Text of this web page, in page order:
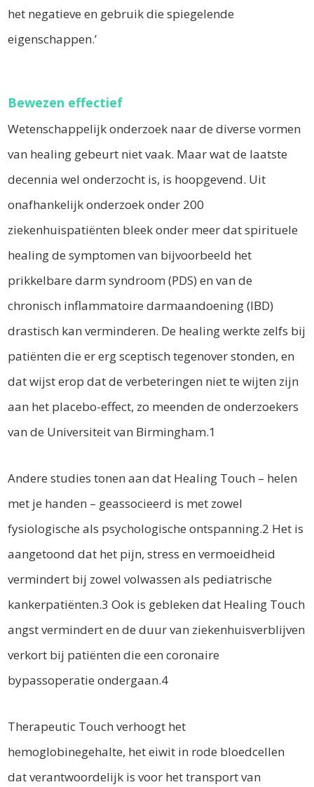
het negatieve en gebruik die spiegelende
eigenschappen.’
Bewezen effectief
Wetenschappelijk onderzoek naar de diverse vormen
van healing gebeurt niet vaak. Maar wat de laatste
decennia wel onderzocht is, is hoopgevend. Uit
onafhankelijk onderzoek onder 200
ziekenhuispatiënten bleek onder meer dat spirituele
healing de symptomen van bijvoorbeeld het
prikkelbare darm syndroom (PDS) en van de
chronisch inflammatoire darmaandoening (IBD)
drastisch kan verminderen. De healing werkte zelfs bij
patiënten die er erg sceptisch tegenover stonden, en
dat wijst erop dat de verbeteringen niet te wijten zijn
aan het placebo-effect, zo meenden de onderzoekers
van de Universiteit van Birmingham.1
Andere studies tonen aan dat Healing Touch – helen
met je handen – geassocieerd is met zowel
fysiologische als psychologische ontspanning.2 Het is
aangetoond dat het pijn, stress en vermoeidheid
vermindert bij zowel volwassen als pediatrische
kankerpatiënten.3 Ook is gebleken dat Healing Touch
angst vermindert en de duur van ziekenhuisverblijven
verkort bij patiënten die een coronaire
bypassoperatie ondergaan.4
Therapeutic Touch verhoogt het
hemoglobinegehalte, het eiwit in rode bloedcellen
dat verantwoordelijk is voor het transport van